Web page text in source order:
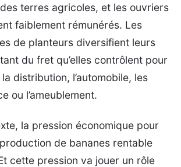
terres agricoles, et les ouvriers
faiblement rémunérés. Les
de planteurs diversifient leurs
du fret qu’elles contrôlent pour
la distribution, l’automobile, les
ou l’ameublement.
la pression économique pour
de bananes rentable
cette pression va jouer un rôle